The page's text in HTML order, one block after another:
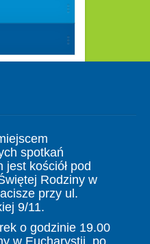
spotkań
jest kościół pod
Rodziny w
przy ul.
9/11.
o godzinie 19.00
w Eucharystii, po